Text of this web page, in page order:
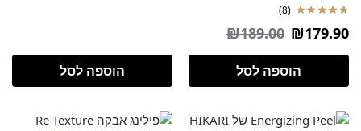
(8)
₪189.00 ₪179.90
הוספה לסל הוספה לסל